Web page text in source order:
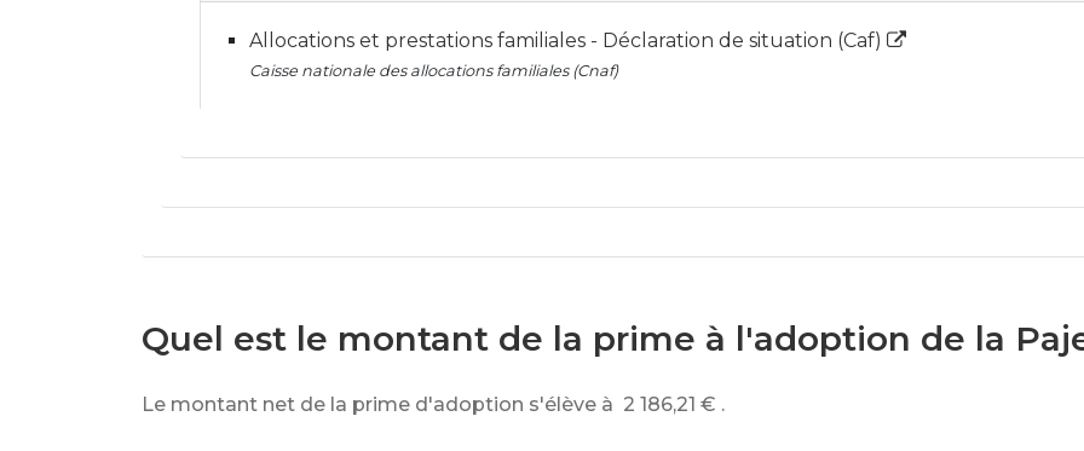
Allocations et prestations familiales - Déclaration de situation (Caf)
Caisse nationale des allocations familiales (Cnaf)
Quel est le montant de la prime à l'adoption de la
Le montant net de la prime d'adoption s'élève à 2 186,21 € .